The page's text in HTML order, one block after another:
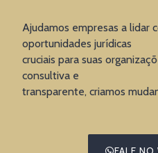
Ajudamos empresas a lidar
oportunidades jurídicas
cruciais para suas
consultiva e
transparente, criamos